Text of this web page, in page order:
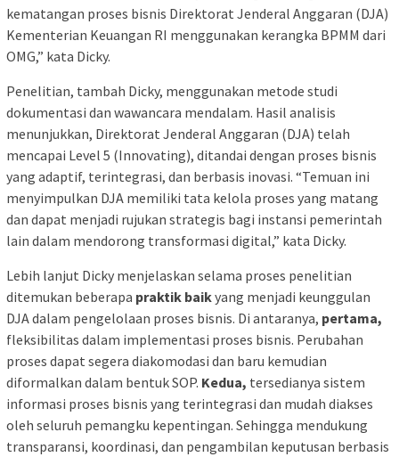
kematangan proses bisnis Direktorat Jenderal Anggaran (DJA)
Kementerian Keuangan RI menggunakan kerangka BPMM dari
OMG,” kata Dicky.
Penelitian, tambah Dicky, menggunakan metode studi
dokumentasi dan wawancara mendalam. Hasil analisis
menunjukkan, Direktorat Jenderal Anggaran (DJA) telah
mencapai Level 5 (Innovating), ditandai dengan proses bisnis
yang adaptif, terintegrasi, dan berbasis inovasi. “Temuan ini
menyimpulkan DJA memiliki tata kelola proses yang matang
dan dapat menjadi rujukan strategis bagi instansi pemerintah
lain dalam mendorong transformasi digital,” kata Dicky.
Lebih lanjut Dicky menjelaskan selama proses penelitian
ditemukan beberapa praktik baikyang menjadi keunggulan
DJA dalam pengelolaan proses bisnis. Di antaranya, pertama,
fleksibilitas dalam implementasi proses bisnis. Perubahan
proses dapat segera diakomodasi dan baru kemudian
diformalkan dalam bentuk SOP. Kedua, tersedianya sistem
informasi proses bisnis yang terintegrasi dan mudah diakses
oleh seluruh pemangku kepentingan. Sehingga mendukung
transparansi, koordinasi, dan pengambilan keputusan berbasis